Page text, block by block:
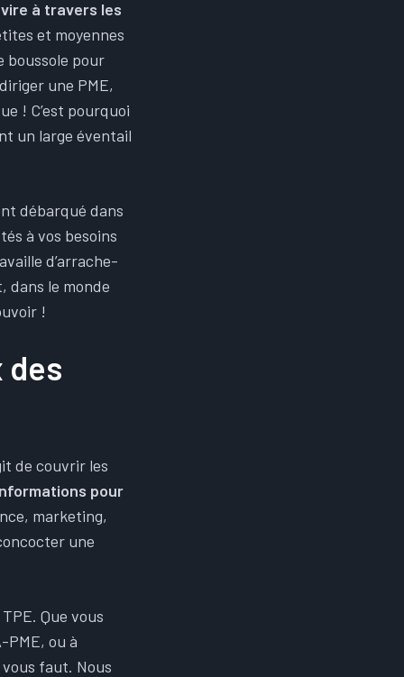
à travers les
et moyennes
boussole pour
une PME,
! C’est pourquoi
un large éventail
débarqué dans
à vos besoins
d’arrache-
dans le monde
!
des
de couvrir les
pour
marketing,
une
Que vous
ou à
faut. Nous